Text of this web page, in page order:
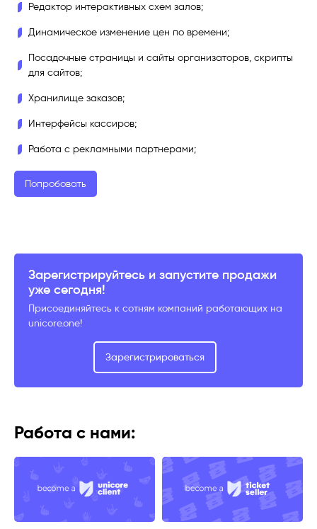
Редактор интерактивных схем залов;
Динамическое изменение цен по времени;
Посадочные страницы и сайты организаторов, скрипты
для сайтов;
Хранилище заказов;
Интерфейсы кассиров;
Работа с рекламными партнерами;
Попробовать
Зарегистрируйтесь и запустите продажи
уже сегодня!
Присоединяйтесь к сотням компаний работающих на
unicore.one!
Зарегистрироваться
Работа с нами: